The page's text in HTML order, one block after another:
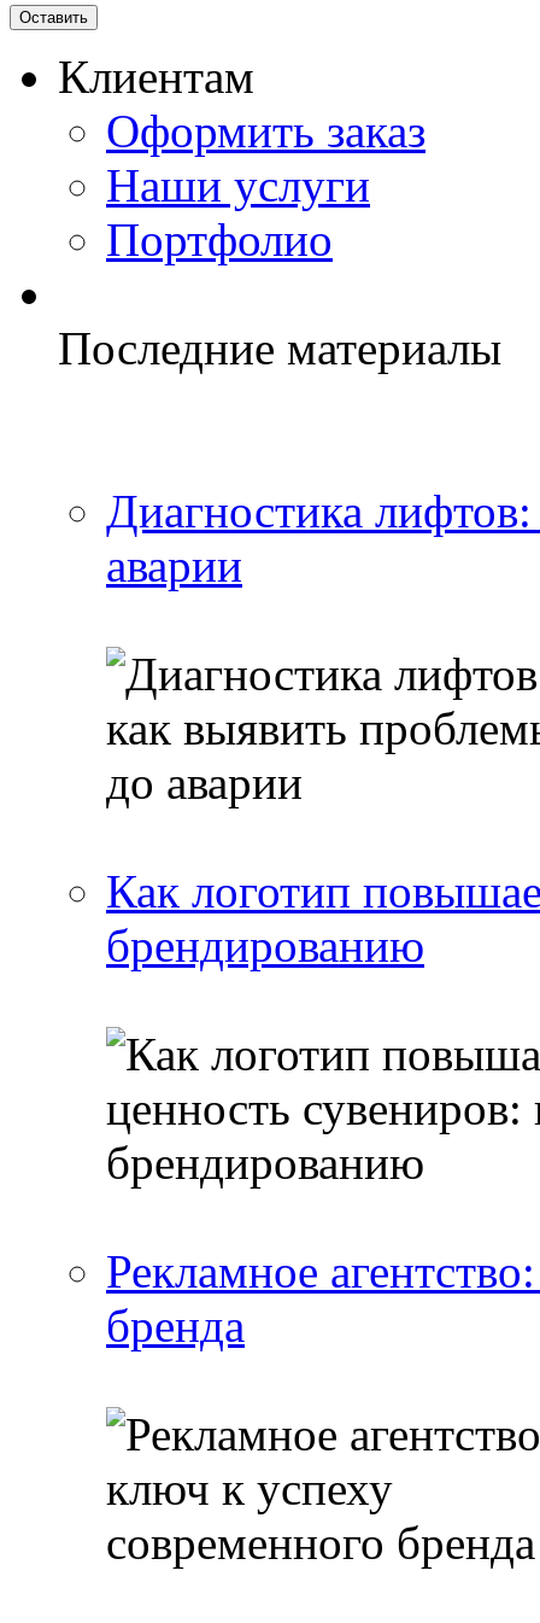
Клиентам
Оформить заказ
Наши услуги
Портфолио
Последние материалы
Диагностика
аварии
Как логотип
брендированию
Рекламное
бренда